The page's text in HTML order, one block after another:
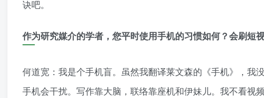
诀吧。
作为研究媒介的学者，您平时使用手机的习惯如何？会刷短
何道宽：我是个手机盲。虽然我翻译莱文森的《手机》，我
手机会干扰。写作靠大脑，联络靠座机和伊妹儿。我不看视